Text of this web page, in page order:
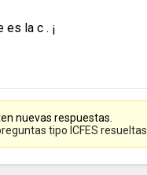
es la c . ¡
nuevas respuestas.
tipo ICFES resueltas